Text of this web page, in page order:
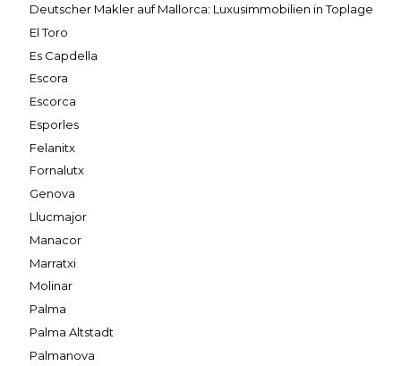
Deutscher Makler auf Mallorca: Luxusimmobilien in Toplage
El Toro
Es Capdella
Escora
Escorca
Esporles
Felanitx
Fornalutx
Genova
Llucmajor
Manacor
Marratxi
Molinar
Palma
Palma Altstadt
Palmanova